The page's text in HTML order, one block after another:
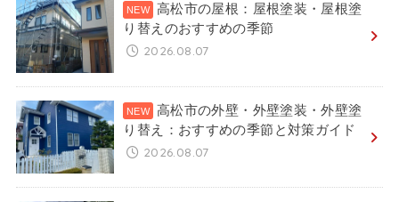
高松市の屋根：屋根塗装・屋根塗
り替えのおすすめの季節
2026.08.07
高松市の外壁・外壁塗装・外壁塗
り替え：おすすめの季節と対策ガイド
2026.08.07